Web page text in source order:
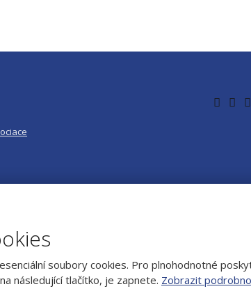
ASOCIACE z.s.p.o., vytvořila eBRÁNA s.r.o.
|Podmínky použití
soubory cookies. Pro plnohodnotné
následující tlačítko, je zapnete. Zobrazit